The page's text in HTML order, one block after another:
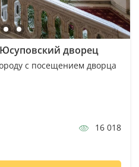
дворец
с посещением дворца
16 018